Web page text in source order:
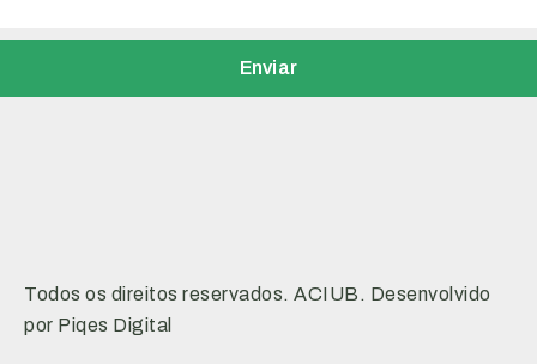
Enviar
Todos os direitos reservados. ACIUB. Desenvolvido
por Piqes Digital